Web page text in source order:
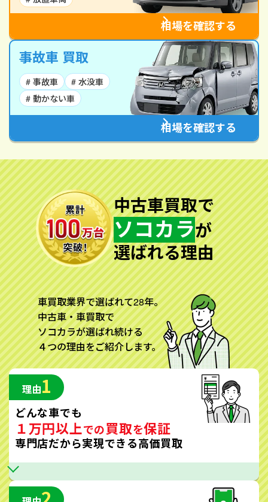
相場を確認する
事故車 買取
# 事故車
# 水没車
# 動かない車
相場を確認する
中古車買取で
ソコカラが
選ばれる理由
車買取業界で選ばれて28年。
中古車・車買取で
ソコカラが選ばれ続ける
４つの理由をご紹介します。
理由1
どんな車でも
１万円以上での買取を保証
専門店だから実現できる高価買取